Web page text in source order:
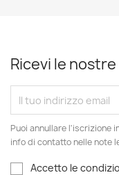
Ricevi le
Puoi annullare l'iscrizione
info di contatto nelle note
Accetto le